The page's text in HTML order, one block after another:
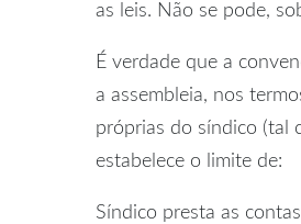
as leis. Não se pode,
É verdade que a
a assembleia, nos
próprias do síndico (tal
estabelece o limite de:
Síndico presta as